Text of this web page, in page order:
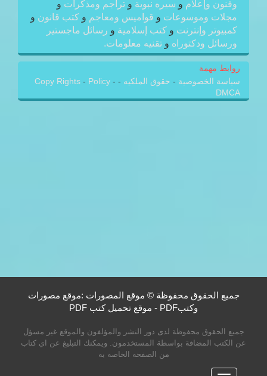
وفنون وإعلام و سيره نبوية و تراجم ومذكرات و
مجلات وموسوعات و قواميس ومعاجم و كتب قانون و
كمبيوتر وإنترنت و كتب إسلامية و رسائل ماجستير
ورسائل ودكتوراه و تقنيه معلومات.
روابط مهمة
سياسة الخصوصية - حقوق الملكيه -
Copy Rights - Policy -
DMCA
جميع الحقوق محفوظة © موقع المصورات :موقع مصورات
وكتبPDF - موقع تحميل كتب PDF
جميع الحقوق محفوظة لدى دور النشر والمؤلفون والموقع غير مسؤل
عن الكتب المضافة بواسطة المستخدمون. ويمكنك التبليغ عن اي كتاب
من الصفحه الخاصه به